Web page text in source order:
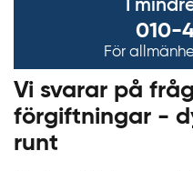
I
010-
För
Vi svarar på
förgiftningar -
runt